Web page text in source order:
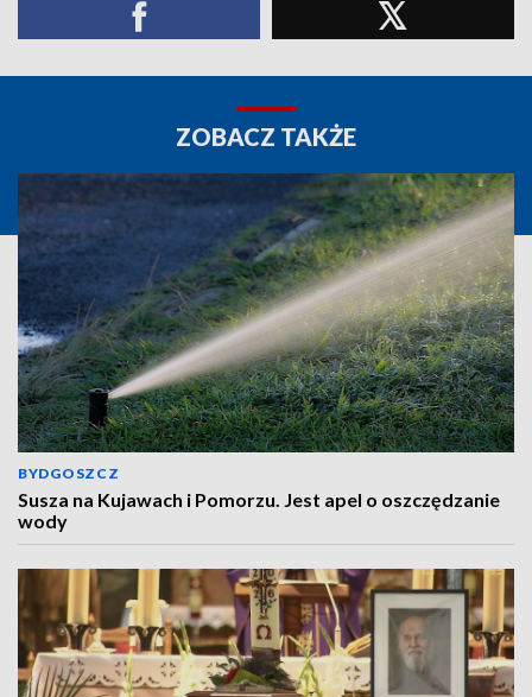
ZOBACZ TAKŻE
BYDGOSZCZ
Susza na Kujawach i Pomorzu. Jest apel o oszczędzanie
wody